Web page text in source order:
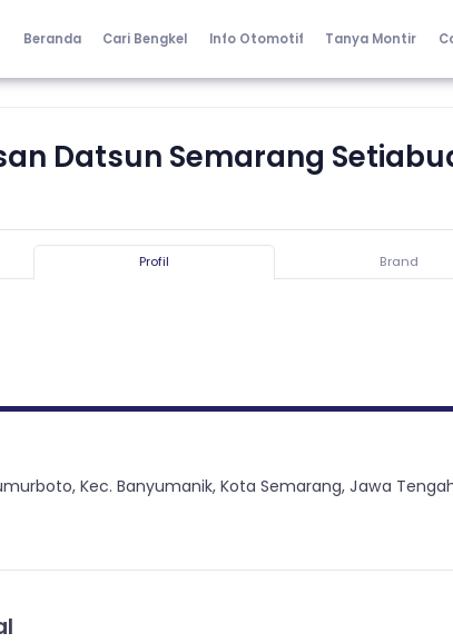
Beranda Cari Bengkel Info Otomotif Tanya Montir
Datsun Semarang
Profil Brand
Kec. Banyumanik, Kota Semarang, Jawa